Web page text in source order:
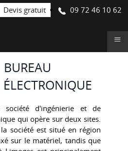
Devis gratuit 09 72 46 10 62
≡
BUREAU
société d'ingénierie et de
qui opère sur deux sites.
société est situé en région
sur le matériel, tandis que